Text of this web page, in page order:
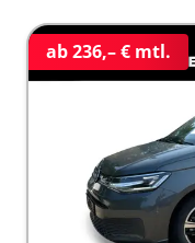
ab 236,– € mtl.